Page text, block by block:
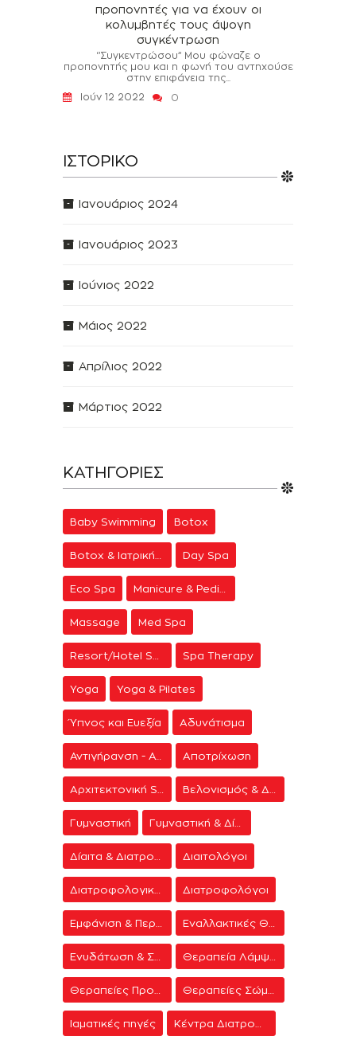
προπονητές για να έχουν οι
κολυμβητές τους άψογη
συγκέντρωση
‘’Συγκεντρώσου’’ Μου φώναζε ο
προπονητής μου και η φωνή του αντηχούσε
στην επιφάνεια της...
Ιούν 12 2022
0
ΙΣΤΟΡΙΚΌ
Ιανουάριος 2024
Ιανουάριος 2023
Ιούνιος 2022
Μάιος 2022
Απρίλιος 2022
Μάρτιος 2022
ΚΑΤΗΓΟΡΊΕΣ
Baby Swimming Botox
Day Spa
Eco Spa
Massage Med Spa
Spa Therapy
Yoga Yoga & Pilates
Ύπνος και Ευεξία Αδυνάτισμα
Αντιγήρανση - Ανάπλαση Προσώπου Αποτρίχωση
Γυμναστική Γυμναστική & Δίαιτα
Διαιτολόγοι
Διατροφολόγοι
Ιαματικές πηγές